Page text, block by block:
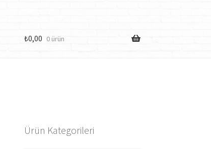
₺0,00 0 ürün
Ürün Kategorileri